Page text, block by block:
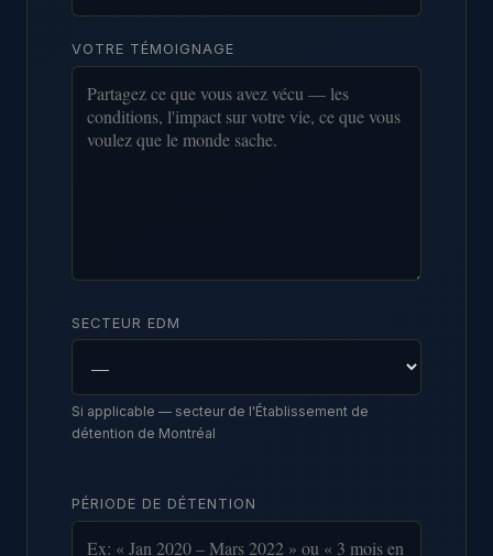
VOTRE TÉMOIGNAGE
SECTEUR EDM
Si applicable — secteur de l'Établissement de
détention de Montréal
PÉRIODE DE DÉTENTION